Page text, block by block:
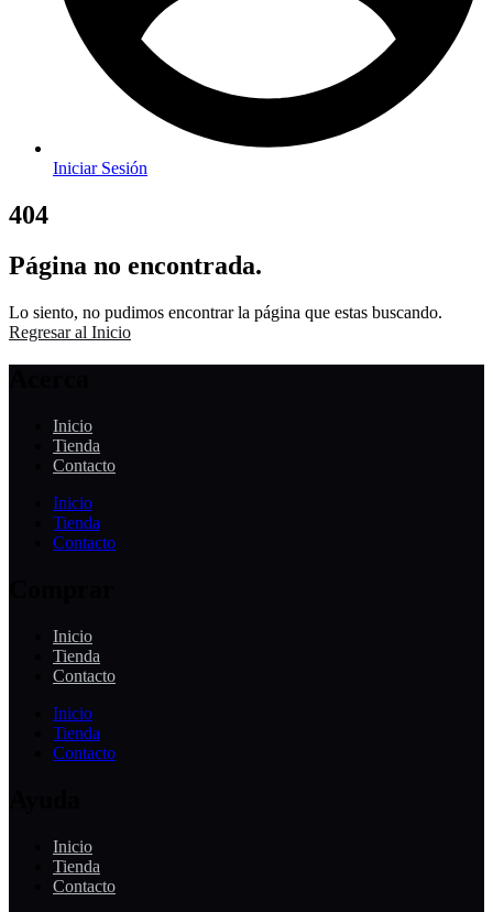
Iniciar Sesión
404
Página no encontrada.
Lo siento, no pudimos encontrar la página que estas buscando.
Regresar al Inicio
Inicio
Tienda
Contacto
Inicio
Tienda
Contacto
Inicio
Tienda
Contacto
Inicio
Tienda
Contacto
Inicio
Tienda
Contacto